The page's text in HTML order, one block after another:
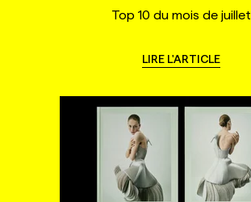
Top 10 du mois de juillet
LIRE L'ARTICLE